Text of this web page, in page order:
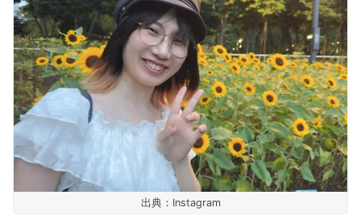
出典：Instagram